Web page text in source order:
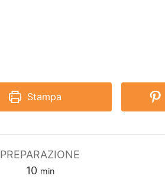
Stampa
PREPARAZIONE
10mmin